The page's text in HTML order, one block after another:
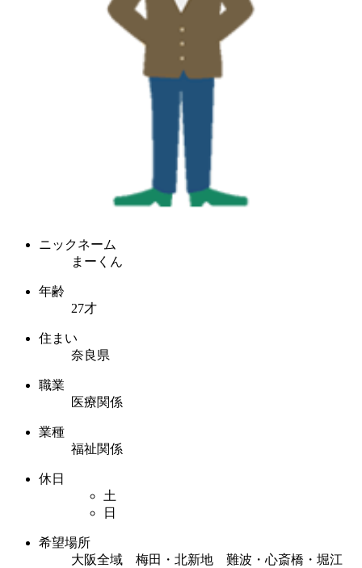
ニックネーム
まーくん
年齢
27才
住まい
奈良県
職業
医療関係
業種
福祉関係
休日
土
日
希望場所
大阪全域 梅田・北新地 難波・心斎橋・堀江